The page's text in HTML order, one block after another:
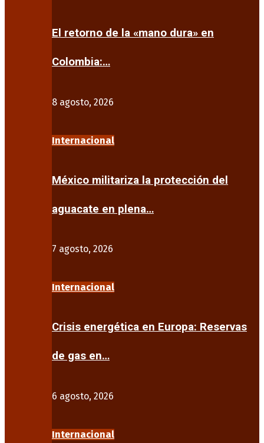
El retorno de la «mano dura» en
Colombia:…
8 agosto, 2026
Internacional
México militariza la protección del
aguacate en plena…
7 agosto, 2026
Internacional
Crisis energética en Europa: Reservas
de gas en…
6 agosto, 2026
Internacional